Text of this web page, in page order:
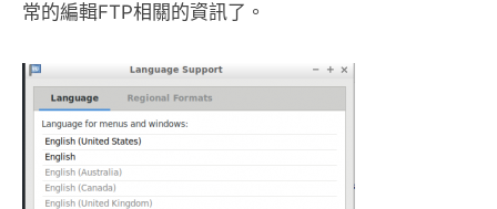
常的編輯FTP相關的資訊了。